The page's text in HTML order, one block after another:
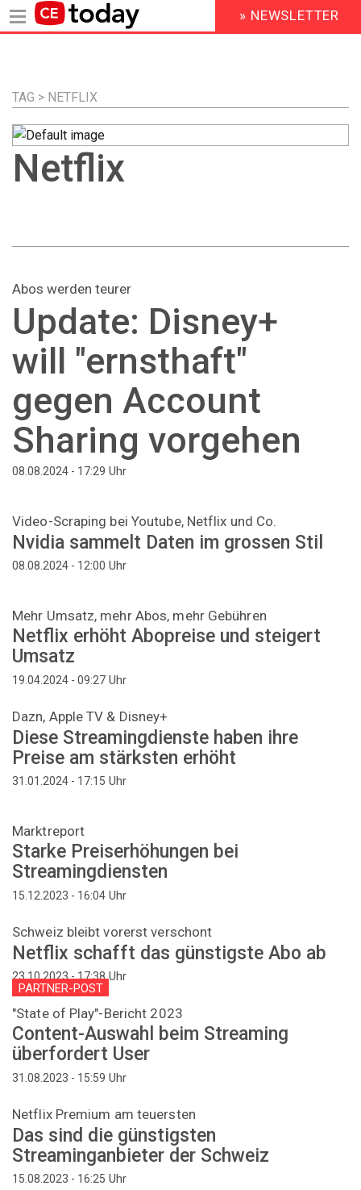
Inhalt
HEADER
MENU
» NEWSLETTER
TAG > NETFLIX
Netflix
Abos werden teurer
Update: Disney+
will "ernsthaft"
gegen Account
Sharing vorgehen
08.08.2024 - 17:29 Uhr
Video-Scraping bei Youtube, Netflix und Co.
Nvidia sammelt Daten im grossen Stil
08.08.2024 - 12:00 Uhr
Mehr Umsatz, mehr Abos, mehr Gebühren
Netflix erhöht Abopreise und steigert
Umsatz
19.04.2024 - 09:27 Uhr
Dazn, Apple TV & Disney+
Diese Streamingdienste haben ihre
Preise am stärksten erhöht
31.01.2024 - 17:15 Uhr
Marktreport
Starke Preiserhöhungen bei
Streamingdiensten
15.12.2023 - 16:04 Uhr
Schweiz bleibt vorerst verschont
Netflix schafft das günstigste Abo ab
23.10.2023 - 17:38Uhr
PARTNER-POST
"State of Play"-Bericht 2023
Content-Auswahl beim Streaming
überfordert User
31.08.2023 - 15:59 Uhr
Netflix Premium am teuersten
Das sind die günstigsten
Streaminganbieter der Schweiz
15.08.2023 - 16:25 Uhr